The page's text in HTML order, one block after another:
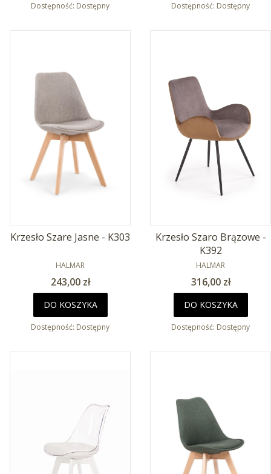
Dostępność: Dostępny Dostępność: Dostępny
Krzesło Szare Jasne - K303
PRODUCENT
HALMAR
Cena
243,00 zł
DO KOSZYKA
Dostępność: Dostępny
Krzesło Szaro Brązowe -
K392
PRODUCENT
HALMAR
Cena
316,00 zł
DO KOSZYKA
Dostępność: Dostępny